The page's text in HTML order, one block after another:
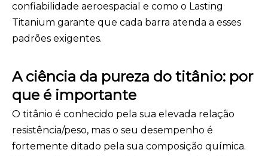
confiabilidade aeroespacial e como o Lasting
Titanium garante que cada barra atenda a esses
padrões exigentes.
A ciência da pureza do titânio: por
que é importante
O titânio é conhecido pela sua elevada relação
resistência/peso, mas o seu desempenho é
fortemente ditado pela sua composição química.